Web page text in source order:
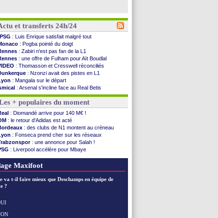
et transferts 24h/24
PSG : Luis Enrique satisfait malgré tout
: Pogba pointé du doigt
: Zabiri n'est pas fan de la L1
: une offre de Fulham pour Aït Boudlal
: Thomasson et Cresswell réconciliés
: Nzonzi avait des pistes en L1
: Mangala sur le départ
: Arsenal s'incline face au Real Betis
: lourde défaite pour le PSG
City: Maresca flou pour Reijnders
: Fenerbahçe prend une belle option
Diriyah: Mbemba arrive libre (officiel)
: le plan d'Alvarez à son retour
: premier succès pour Brest
: le joli but de Greenwood avec le Fener !
2030: une promesse d'Infantino au Maroc ...
: la compo pour le premier match amical
: une nouvelle offre pour Vinicius
: Cabral a prolongé (officiel)
+ populaires du moment
: Diomandé arrive pour 140 M€ !
: le retour d'Adidas est acté
: des clubs de N1 montent au créneau
: Fonseca prend cher sur les réseaux
: une annonce pour Salah !
: Liverpool accélère pour Mbaye
: 3 joueurs écartés du groupe pro
Maxifoot
va t-il faire mieux que Deschamps en équipe de
?